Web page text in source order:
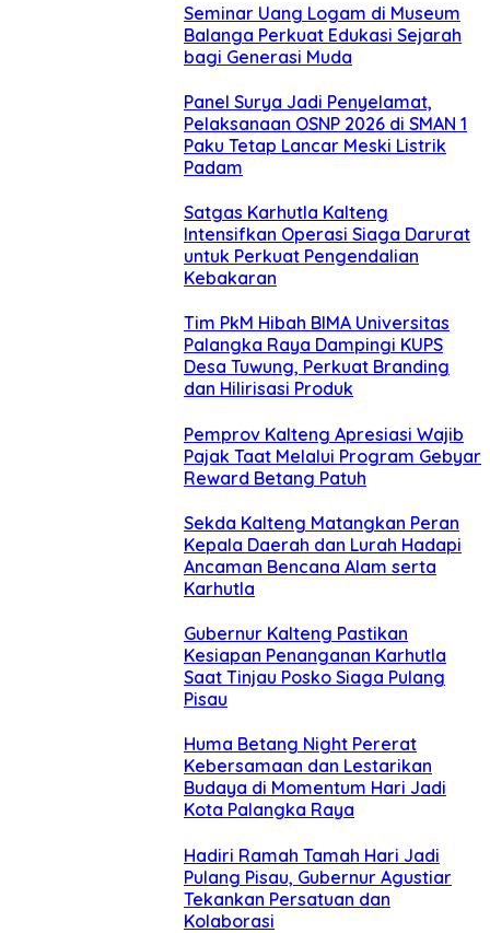
Seminar Uang Logam di Museum
Balanga Perkuat Edukasi Sejarah
bagi Generasi Muda
Panel Surya Jadi Penyelamat,
Pelaksanaan OSNP 2026 di SMAN 1
Paku Tetap Lancar Meski Listrik
Padam
Satgas Karhutla Kalteng
Intensifkan Operasi Siaga Darurat
untuk Perkuat Pengendalian
Kebakaran
Tim PkM Hibah BIMA Universitas
Palangka Raya Dampingi KUPS
Desa Tuwung, Perkuat Branding
dan Hilirisasi Produk
Pemprov Kalteng Apresiasi Wajib
Pajak Taat Melalui Program Gebyar
Reward Betang Patuh
Sekda Kalteng Matangkan Peran
Kepala Daerah dan Lurah Hadapi
Ancaman Bencana Alam serta
Karhutla
Gubernur Kalteng Pastikan
Kesiapan Penanganan Karhutla
Saat Tinjau Posko Siaga Pulang
Pisau
Huma Betang Night Pererat
Kebersamaan dan Lestarikan
Budaya di Momentum Hari Jadi
Kota Palangka Raya
Hadiri Ramah Tamah Hari Jadi
Pulang Pisau, Gubernur Agustiar
Tekankan Persatuan dan
Kolaborasi